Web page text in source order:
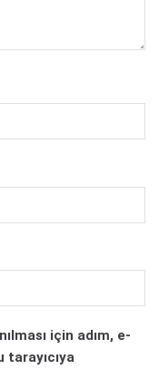
için adım, e-